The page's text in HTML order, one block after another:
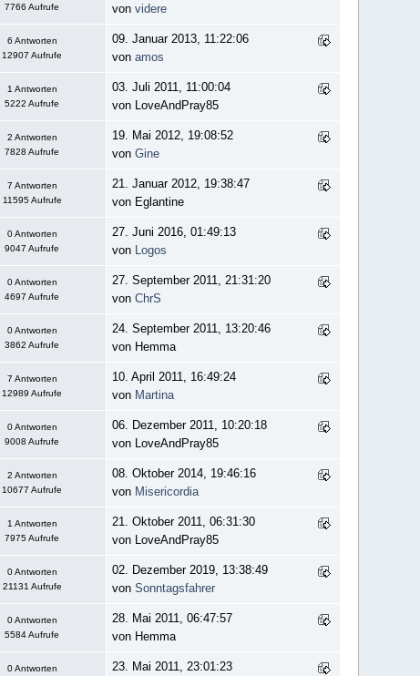
7766 Aufrufe
vonvidere
6 Antworten
12907 Aufrufe
09. Januar 2013, 11:22:06
vonamos
1 Antworten
5222 Aufrufe
03. Juli 2011, 11:00:04
von LoveAndPray85
2 Antworten
7828 Aufrufe
19. Mai 2012, 19:08:52
vonGine
7 Antworten
11595 Aufrufe
21. Januar 2012, 19:38:47
von Eglantine
0 Antworten
9047 Aufrufe
27. Juni 2016, 01:49:13
von Logos
0 Antworten
4697 Aufrufe
27. September 2011, 21:31:20
vonChrS
0 Antworten
3862 Aufrufe
24. September 2011, 13:20:46
von Hemma
7 Antworten
12989 Aufrufe
10. April 2011, 16:49:24
von Martina
0 Antworten
9008 Aufrufe
06. Dezember 2011, 10:20:18
von LoveAndPray85
2 Antworten
10677 Aufrufe
08. Oktober 2014, 19:46:16
von Misericordia
1 Antworten
7975 Aufrufe
21. Oktober 2011, 06:31:30
von LoveAndPray85
0 Antworten
21131 Aufrufe
02. Dezember 2019, 13:38:49
vonSonntagsfahrer
0 Antworten
5584 Aufrufe
28. Mai 2011, 06:47:57
von Hemma
0 Antworten
23. Mai 2011, 23:01:23